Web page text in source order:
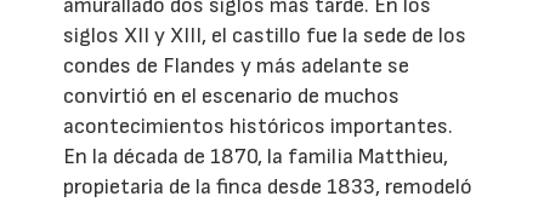
amurallado dos siglos más tarde. En los
siglos XII y XIII, el castillo fue la sede de los
condes de Flandes y más adelante se
convirtió en el escenario de muchos
acontecimientos históricos importantes.
En la década de 1870, la familia Matthieu,
propietaria de la finca desde 1833, remodeló